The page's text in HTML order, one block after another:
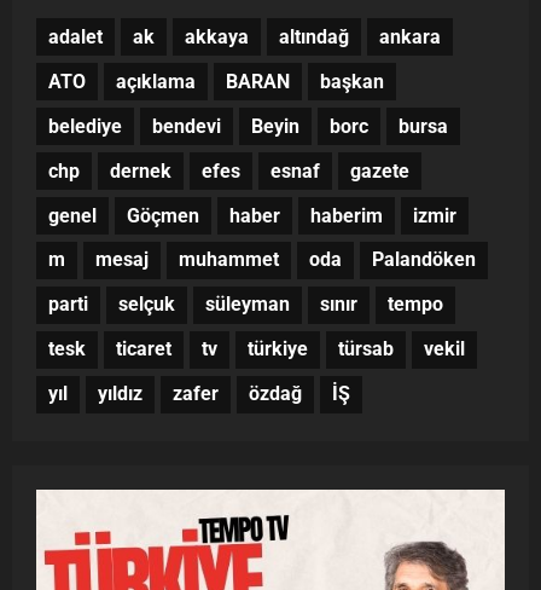
adalet ak akkaya altındağ
ankara
ATO
açıklama BARAN
başkan
belediye
bendevi Beyin borc
bursa
chp
dernek efes esnaf
gazete
genel
Göçmen haber haberim
izmir
m
mesaj muhammet oda
Palandöken
parti
selçuk süleyman sınır
tempo
tesk
ticaret tv türkiye türsab
vekil
yıl
yıldız zafer özdağ İŞ